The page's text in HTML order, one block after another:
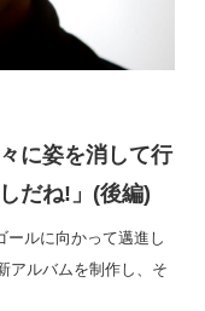
に姿を消して行
だね!」(後編)
ールに向かって邁進し
アルバムを制作し、そ